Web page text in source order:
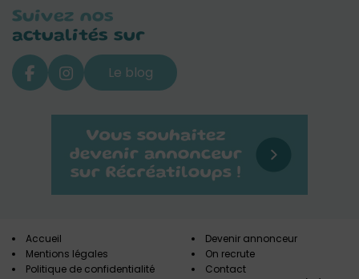
Suivez nos
actualités sur
Le blog
Accueil
Mentions légales
Politique de confidentialité
Devenir annonceur
On recrute
Contact